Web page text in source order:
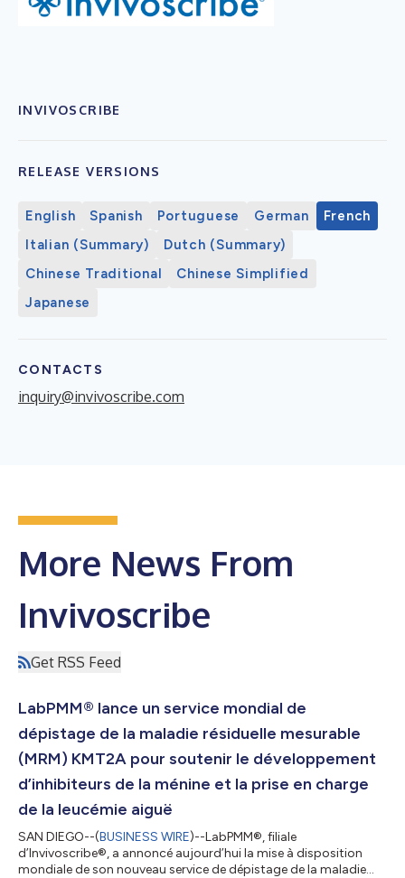
INVIVOSCRIBE
RELEASE VERSIONS
English Spanish Portuguese German
French
Italian (Summary)
Dutch (Summary)
Chinese Traditional
Chinese Simplified
Japanese
CONTACTS
inquiry@invivoscribe.com
More News From
Invivoscribe
Get RSS Feed
LabPMM® lance un service mondial de
dépistage de la maladie résiduelle mesurable
(MRM) KMT2A pour soutenir le développement
d’inhibiteurs de la ménine et la prise en charge
de la leucémie aiguë
SAN DIEGO--(BUSINESS WIRE)--LabPMM®, filiale
d’Invivoscribe®, a annoncé aujourd’hui la mise à disposition
mondiale de son nouveau service de dépistage de la maladie